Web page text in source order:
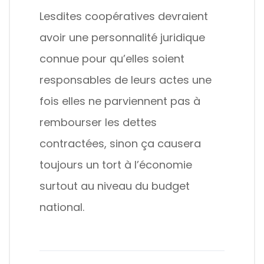
Lesdites coopératives devraient
avoir une personnalité juridique
connue pour qu’elles soient
responsables de leurs actes une
fois elles ne parviennent pas à
rembourser les dettes
contractées, sinon ça causera
toujours un tort à l’économie
surtout au niveau du budget
national.